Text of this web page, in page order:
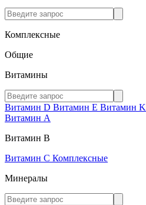
Комплексные
Общие
Витамины
Витамин D Витамин E Витамин K
Витамин А
Витамин В
Витамин C Комплексные
Минералы